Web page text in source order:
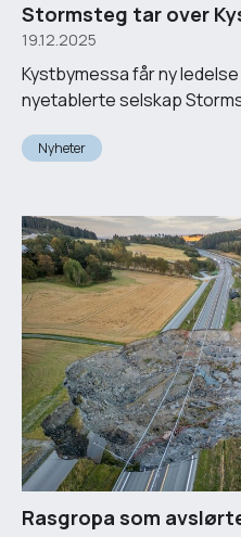
Stormsteg tar over
19.12.2025
Kystbymessa får ny
nyetablerte selskap
Nyheter
Rasgropa som